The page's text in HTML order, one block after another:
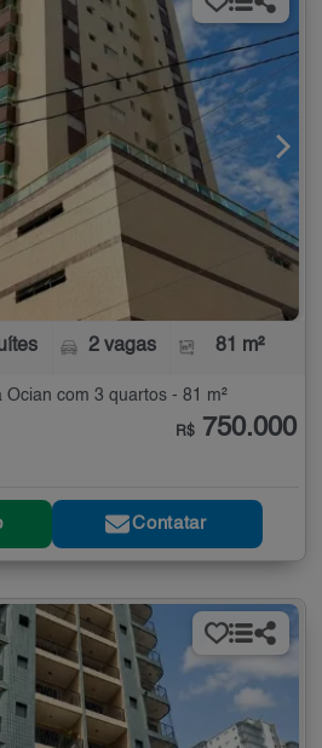
2 vagas 81 m²
com 3 quartos - 81 m²
R$ 750.000
Contatar